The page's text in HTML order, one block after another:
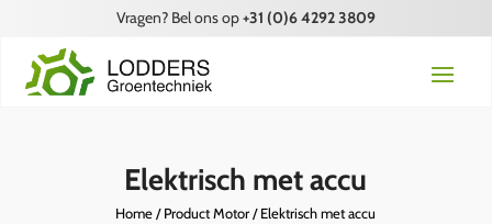
Vragen? Bel ons op+31 (0)6 4292 3809
Elektrisch met accu
Home/ Product Motor / Elektrisch met accu